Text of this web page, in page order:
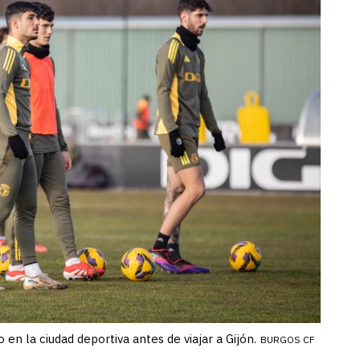
la ciudad deportiva antes de viajar a Gijón. BURGOS CF